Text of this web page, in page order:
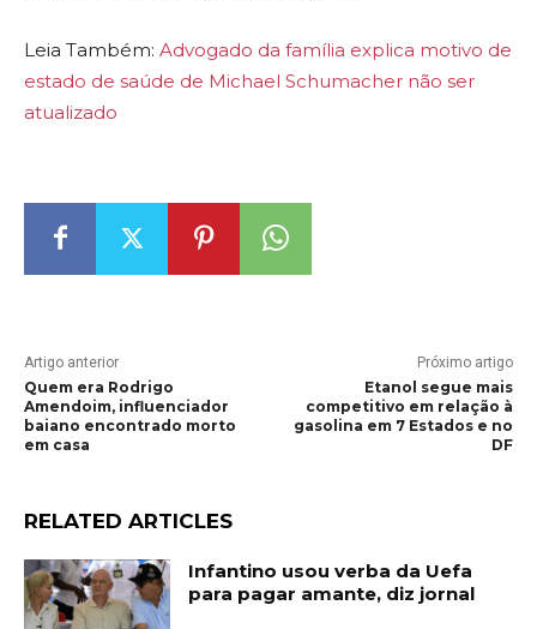
Leia Também: Advogado da família explica motivo de
estado de saúde de Michael Schumacher não ser
atualizado
Artigo anterior
Quem era Rodrigo
Amendoim, influenciador
baiano encontrado morto
em casa
Próximo artigo
Etanol segue mais
competitivo em relação à
gasolina em 7 Estados e no
DF
RELATED ARTICLES
Infantino usou verba da Uefa
para pagar amante, diz jornal